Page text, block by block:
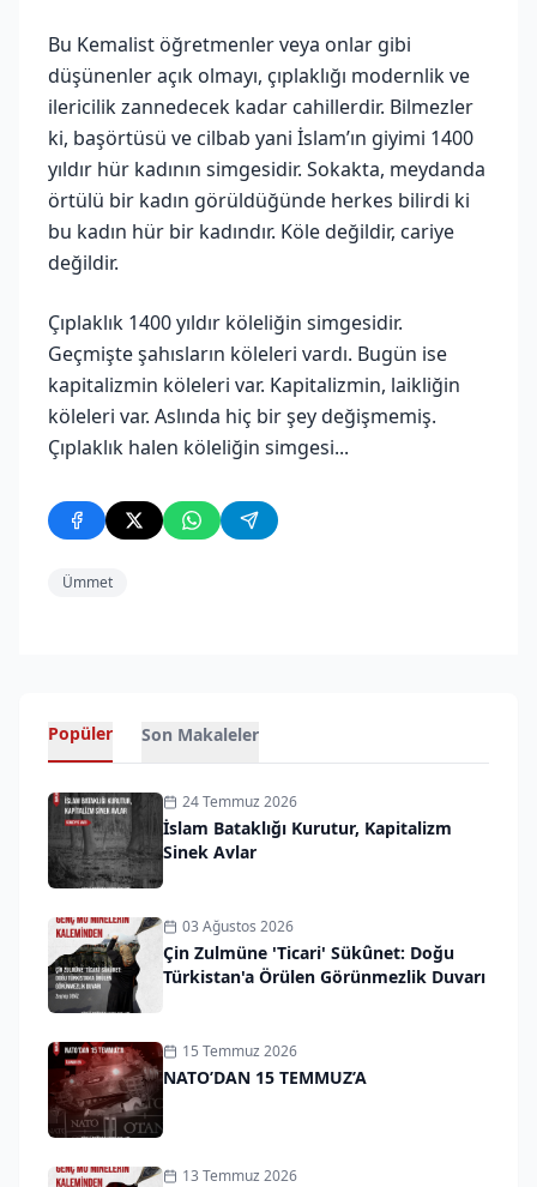
Bu Kemalist öğretmenler veya onlar gibi
düşünenler açık olmayı, çıplaklığı modernlik ve
ilericilik zannedecek kadar cahillerdir. Bilmezler
ki, başörtüsü ve cilbab yani İslam’ın giyimi 1400
yıldır hür kadının simgesidir. Sokakta, meydanda
örtülü bir kadın görüldüğünde herkes bilirdi ki
bu kadın hür bir kadındır. Köle değildir, cariye
değildir.
Çıplaklık 1400 yıldır köleliğin simgesidir.
Geçmişte şahısların köleleri vardı. Bugün ise
kapitalizmin köleleri var. Kapitalizmin, laikliğin
köleleri var. Aslında hiç bir şey değişmemiş.
Çıplaklık halen köleliğin simgesi...
Ümmet
Popüler Son Makaleler
24 Temmuz 2026
İslam Bataklığı Kurutur, Kapitalizm
Sinek Avlar
03 Ağustos 2026
Çin Zulmüne 'Ticari' Sükûnet: Doğu
Türkistan'a Örülen Görünmezlik Duvarı
15 Temmuz 2026
NATO’DAN 15 TEMMUZ’A
13 Temmuz 2026